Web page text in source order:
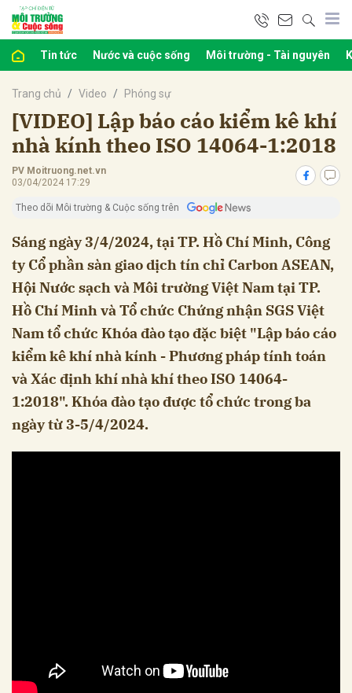
Tin tức Nước và cuộc sống Môi trường - Tài nguyên
Trang chủ Video Phóng sự
[VIDEO] Lập báo cáo kiểm kê khí
nhà kính theo ISO 14064-1:2018
PV Moitruong.net.vn
03/04/2024 17:29
Theo dõi Môi trường & Cuộc sống trên
Sáng ngày 3/4/2024, tại TP. Hồ Chí Minh, Công
ty Cổ phần sàn giao dịch tín chỉ Carbon ASEAN,
Hội Nước sạch và Môi trường Việt Nam tại TP.
Hồ Chí Minh và Tổ chức Chứng nhận SGS Việt
Nam tổ chức Khóa đào tạo đặc biệt "Lập báo cáo
kiểm kê khí nhà kính - Phương pháp tính toán
và Xác định khí nhà khí theo ISO 14064-
1:2018". Khóa đào tạo được tổ chức trong ba
ngày từ 3-5/4/2024.
Hủy